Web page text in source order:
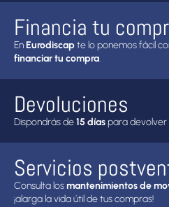
Financia tu
EnEurodiscapte lo ponemos fácil
financiar tu compra.
Devoluciones
Dispondrás de15 díaspara devolver
Servicios
Consulta losmantenimientos de
¡alarga la vida útil de tus compras!